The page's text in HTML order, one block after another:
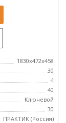
1830x472x458
30
4
40
Ключевой
30
ПРАКТИК (Россия)